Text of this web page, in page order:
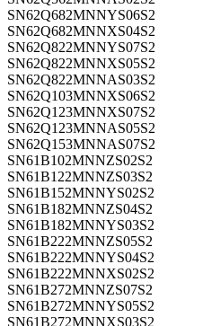
SN62Q682MNNYS06S2
SN62Q682MNNXS04S2
SN62Q822MNNYS07S2
SN62Q822MNNXS05S2
SN62Q822MNNAS03S2
SN62Q103MNNXS06S2
SN62Q123MNNXS07S2
SN62Q123MNNAS05S2
SN62Q153MNNAS07S2
SN61B102MNNZS02S2
SN61B122MNNZS03S2
SN61B152MNNYS02S2
SN61B182MNNZS04S2
SN61B182MNNYS03S2
SN61B222MNNZS05S2
SN61B222MNNYS04S2
SN61B222MNNXS02S2
SN61B272MNNZS07S2
SN61B272MNNYS05S2
SN61B272MNNXS03S2